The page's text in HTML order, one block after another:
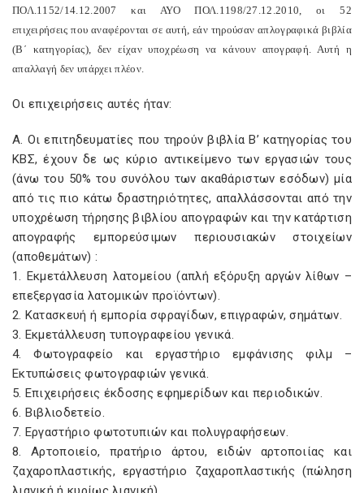
ΠΟΛ.1152/14.12.2007 και ΑΥΟ ΠΟΛ.1198/27.12.2010, οι 52
επιχειρήσεις που αναφέρονται σε αυτή, εάν τηρούσαν απλογραφικά βιβλία
(Β΄ κατηγορίας), δεν είχαν υποχρέωση να κάνουν απογραφή. Αυτή η
απαλλαγή δεν υπάρχει πλέον.
Οι επιχειρήσεις αυτές ήταν:
Α. Οι επιτηδευματίες που τηρούν βιβλία Β’ κατηγορίας του
ΚΒΣ, έχουν δε ως κύριο αντικείμενο των εργασιών τους
(άνω του 50% του συνόλου των ακαθάριστων εσόδων) μία
από τις πιο κάτω δραστηριότητες, απαλλάσσονται από την
υποχρέωση τήρησης βιβλίου απογραφών και την κατάρτιση
απογραφής εμπορεύσιμων περιουσιακών στοιχείων
(αποθεμάτων) :
1. Εκμετάλλευση λατομείου (απλή εξόρυξη αργών λίθων –
επεξεργασία λατομικών προϊόντων).
2. Κατασκευή ή εμπορία σφραγίδων, επιγραφών, σημάτων.
3. Εκμετάλλευση τυπογραφείου γενικά.
4. Φωτογραφείο και εργαστήριο εμφάνισης φιλμ –
Εκτυπώσεις φωτογραφιών γενικά.
5. Επιχειρήσεις έκδοσης εφημερίδων και περιοδικών.
6. Βιβλιοδετείο.
7. Εργαστήριο φωτοτυπιών και πολυγραφήσεων.
8. Αρτοποιείο, πρατήριο άρτου, ειδών αρτοποιίας και
ζαχαροπλαστικής, εργαστήριο ζαχαροπλαστικής (πώληση